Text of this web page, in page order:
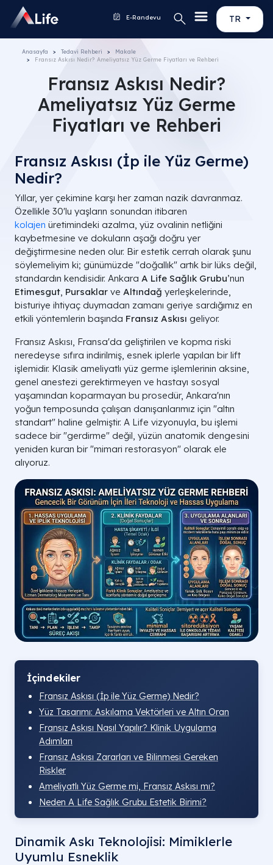
TR
E-Randevu
Anasayfa Tedavi Rehberi
Makale
Fransız Askısı Nedir? Ameliyatsız Yüz Germe Fiyatları ve Rehberi
Fransız Askısı Nedir?
Ameliyatsız Yüz Germe
Fiyatları ve Rehberi
Fransız Askısı (İp ile Yüz Germe)
Nedir?
Yıllar, yer çekimine karşı her zaman nazik davranmaz.
Özellikle 30'lu yaşların sonundan itibaren
kolajen üretimindeki azalma, yüz ovalinin netliğini
kaybetmesine ve dokuların aşağı doğru yer
değiştirmesine neden olur. Bir estetik cerrah olarak şunu
söylemeliyim ki; günümüzde "doğallık" artık bir lüks değil,
standardın kendisidir. Ankara A Life Sağlık Grubu’nun
Etimesgut, Pursaklar ve Altındağ yerleşkelerinde,
bisturiye ihtiyaç duymadan zamanı geriye sardığımız en
etkili yöntemlerin başında Fransız Askısı geliyor.
Fransız Askısı, Fransa'da geliştirilen ve kopma riski
neredeyse sıfıra indirilmiş, esnek iplerle yapılan bir lift
işlemidir. Klasik ameliyatlı yüz germe işlemlerinin aksine,
genel anestezi gerektirmeyen ve hastayı sosyal
yaşamından koparmayan bu prosedür, Ankara'nın
yoğun temposunda çalışan danışanlarımız için "altın
standart" haline gelmiştir. A Life vizyonuyla, bu işlemi
sadece bir "gerdirme" değil, yüzün anatomik dengesini
yeniden kuran bir "mimari restorasyon" olarak ele
alıyoruz.
İçindekiler
Fransız Askısı (İp ile Yüz Germe) Nedir?
Yüz Tasarımı: Askılama Vektörleri ve Altın Oran
Fransız Askısı Nasıl Yapılır? Klinik Uygulama
Adımları
Fransız Askısı Zararları ve Bilinmesi Gereken
Riskler
Ameliyatlı Yüz Germe mi, Fransız Askısı mı?
Neden A Life Sağlık Grubu Estetik Birimi?
Dinamik Askı Teknolojisi: Mimiklerle
Uyumlu Esneklik